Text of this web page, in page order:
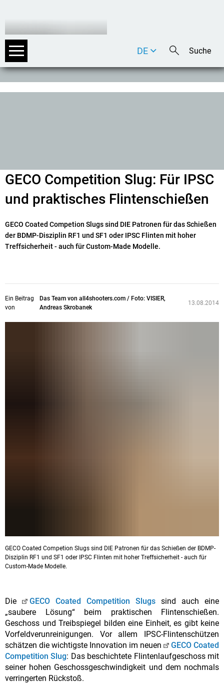
DE
EN
GECO Competition Slug: Für IPSC
und praktisches Flintenschießen
GECO Coated Competion Slugs sind DIE Patronen für das Schießen
der BDMP-Disziplin RF1 und SF1 oder IPSC Flinten mit hoher
Treffsicherheit - auch für Custom-Made Modelle.
Ein Beitrag
von
Das Team von all4shooters.com / Foto: VISIER,
Andreas Skrobanek
13.08.2014
GECO Coated Competion Slugs sind DIE Patronen für das Schießen der BDMP-
Disziplin RF1 und SF1 oder IPSC Flinten mit hoher Treffsicherheit - auch für
Custom-Made Modelle.
Die GECO Coated Competition Slugs sind auch eine
„saubere Lösung“ beim praktischen Flintenschießen.
Geschoss und Treibspiegel bilden eine Einheit, es gibt keine
Vorfeldverunreinigungen. Vor allem IPSC-Flintenschützen
schätzen die wichtigste Innovation im neuen
GECO Coated
Competition Slug: Das beschichtete Flintenlaufgeschoss mit
seiner hohen Geschossgeschwindigkeit und dem nochmals
verringerten Rückstoß.